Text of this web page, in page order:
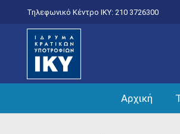
Τηλεφωνικό Κέντρο IKY: 210 3726300
Αρχική